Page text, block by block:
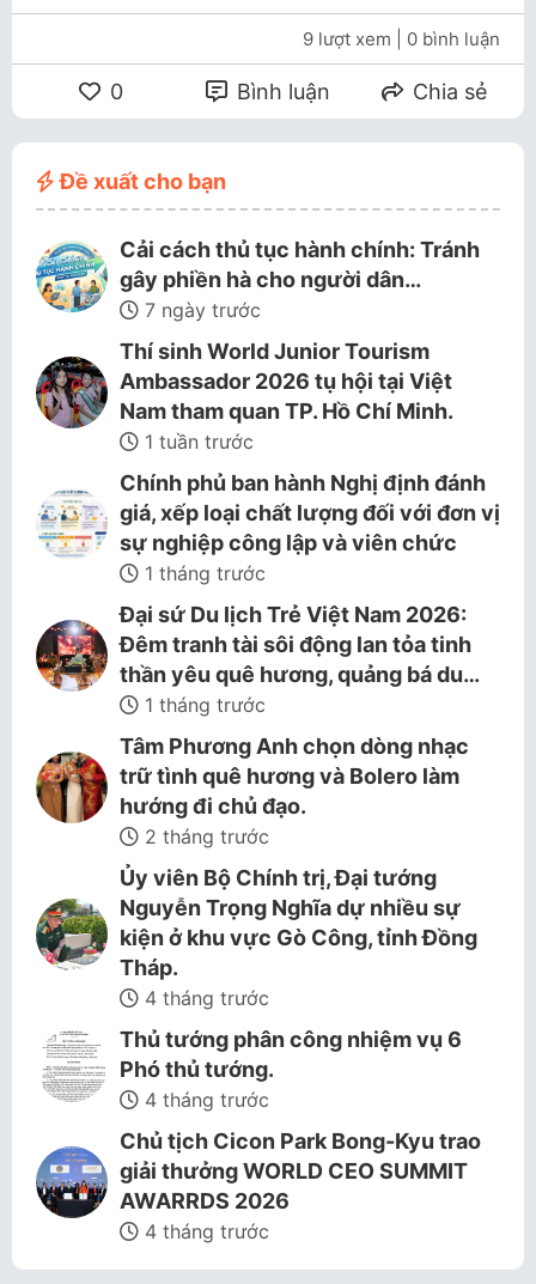
9 lượt xem | 0 bình luận
0 Bình luận Chia sẻ
Đề xuất cho bạn
Cải cách thủ tục hành chính: Tránh
gây phiền hà cho người dân…
7 ngày trước
Thí sinh World Junior Tourism
Ambassador 2026 tụ hội tại Việt
Nam tham quan TP. Hồ Chí Minh.
1 tuần trước
Chính phủ ban hành Nghị định đánh
giá, xếp loại chất lượng đối với đơn vị
sự nghiệp công lập và viên chức
1 tháng trước
Đại sứ Du lịch Trẻ Việt Nam 2026:
Đêm tranh tài sôi động lan tỏa tinh
thần yêu quê hương, quảng bá du…
1 tháng trước
Tâm Phương Anh chọn dòng nhạc
trữ tình quê hương và Bolero làm
hướng đi chủ đạo.
2 tháng trước
Ủy viên Bộ Chính trị, Đại tướng
Nguyễn Trọng Nghĩa dự nhiều sự
kiện ở khu vực Gò Công, tỉnh Đồng
Tháp.
4 tháng trước
Thủ tướng phân công nhiệm vụ 6
Phó thủ tướng.
4 tháng trước
Chủ tịch Cicon Park Bong-Kyu trao
giải thưởng WORLD CEO SUMMIT
AWARRDS 2026
4 tháng trước